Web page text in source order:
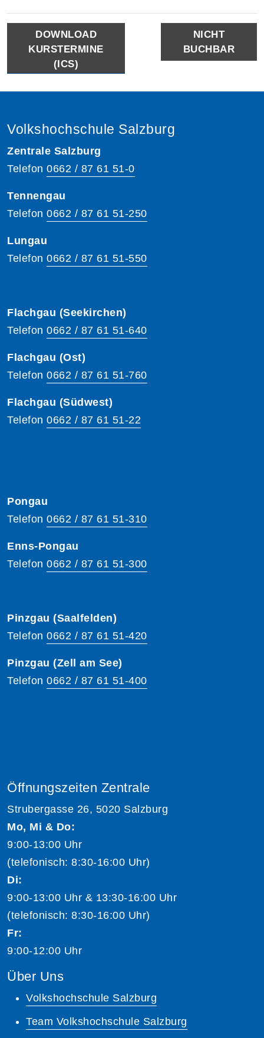
DOWNLOAD
KURSTERMINE
(ICS)
NICHT
BUCHBAR
Volkshochschule Salzburg
Zentrale Salzburg
Telefon 0662 / 87 61 51-0
Tennengau
Telefon 0662 / 87 61 51-250
Lungau
Telefon 0662 / 87 61 51-550
Flachgau (Seekirchen)
Telefon 0662 / 87 61 51-640
Flachgau (Ost)
Telefon 0662 / 87 61 51-760
Flachgau (Südwest)
Telefon 0662 / 87 61 51-22
Pongau
Telefon 0662 / 87 61 51-310
Enns-Pongau
Telefon 0662 / 87 61 51-300
Pinzgau (Saalfelden)
Telefon 0662 / 87 61 51-420
Pinzgau (Zell am See)
Telefon 0662 / 87 61 51-400
Öffnungszeiten Zentrale
Strubergasse 26, 5020 Salzburg
Mo, Mi & Do:
9:00-13:00 Uhr
(telefonisch: 8:30-16:00 Uhr)
Di:
9:00-13:00 Uhr & 13:30-16:00 Uhr
(telefonisch: 8:30-16:00 Uhr)
Fr:
9:00-12:00 Uhr
Über Uns
Volkshochschule Salzburg
Team Volkshochschule Salzburg